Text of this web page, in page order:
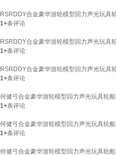
RSRDDY合金豪华游轮模型回力声光玩具
1+条评论
RSRDDY合金豪华游轮模型回力声光玩具
1+条评论
RSRDDY合金豪华游轮模型回力声光玩具
1+条评论
何健弓合金豪华游轮模型回力声光玩具轮
1+条评论
何健弓合金豪华游轮模型回力声光玩具轮
1+条评论
何健弓合金豪华游轮模型回力声光玩具轮